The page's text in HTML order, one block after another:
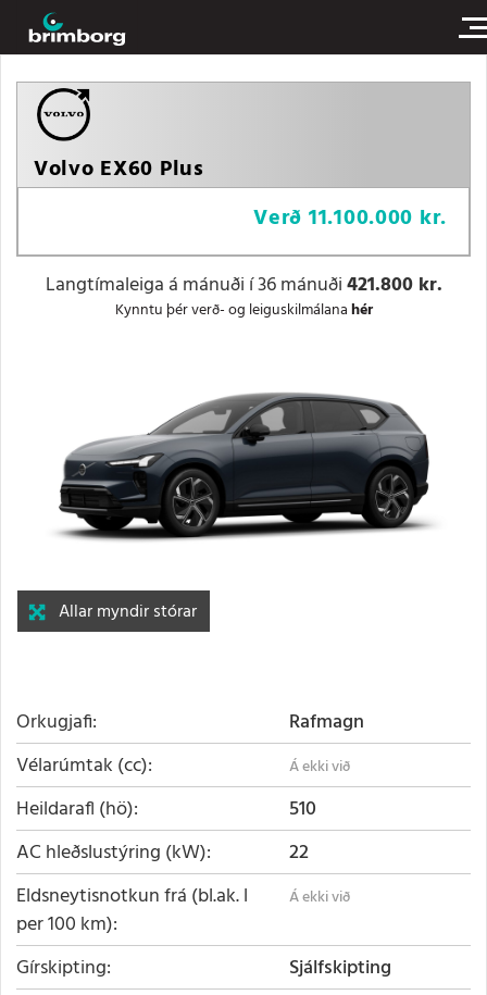
Volvo EX60 Plus
Verð 11.100.000 kr.
Allar myndir stórar
Langtímaleiga á mánuði í 36 mánuði421.800 kr.
Kynntu þér verð- og leiguskilmálanahér
Orkugjafi
Rafmagn
Vélarúmtak (cc)
Heildarafl (hö)
510
AC hleðslustýring (kW)
22
Eldsneytisnotkun frá (bl.ak. l
per 100 km)
Gírskipting
Sjálfskipting